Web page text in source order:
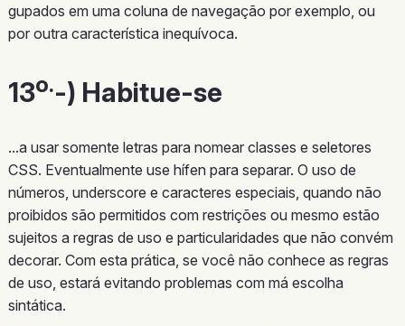
gupados em uma coluna de navegação por exemplo, ou
por outra característica inequívoca.
13o.-) Habitue-se
...a usar somente letras para nomear classes e seletores
CSS. Eventualmente use hífen para separar. O uso de
números, underscore e caracteres especiais, quando não
proibidos são permitidos com restrições ou mesmo estão
sujeitos a regras de uso e particularidades que não convém
decorar. Com esta prática, se você não conhece as regras
de uso, estará evitando problemas com má escolha
sintática.